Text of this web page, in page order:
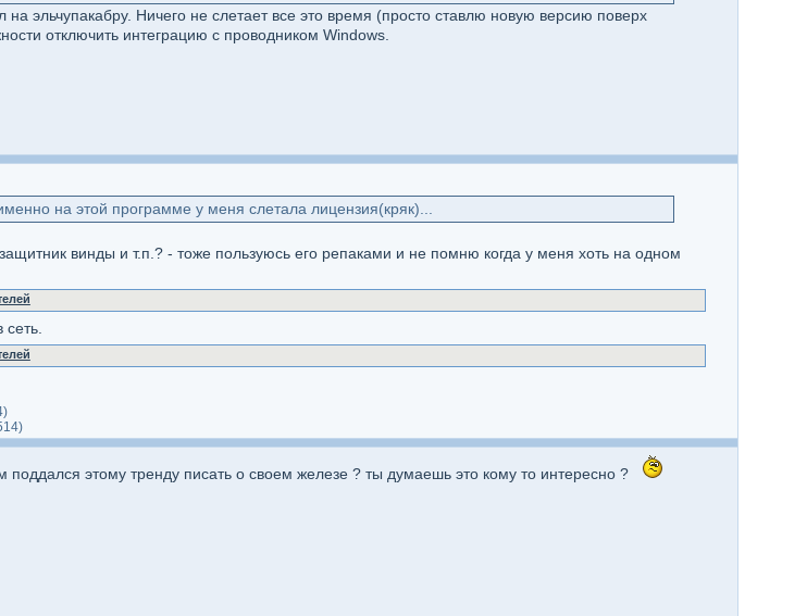
эльчупакабру. Ничего не слетает все это время (просто ставлю новую версию поверх
отключить интеграцию с проводником Windows.
на этой программе у меня слетала лицензия(кряк)...
винды и т.п.? - тоже пользуюсь его репаками и не помню когда у меня хоть на одном
этому тренду писать о своем железе ? ты думаешь это кому то интересно ?